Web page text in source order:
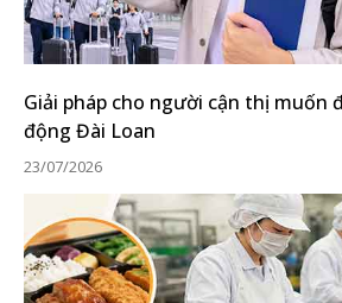
Giải pháp cho người cận thị muốn
động Đài Loan
23/07/2026